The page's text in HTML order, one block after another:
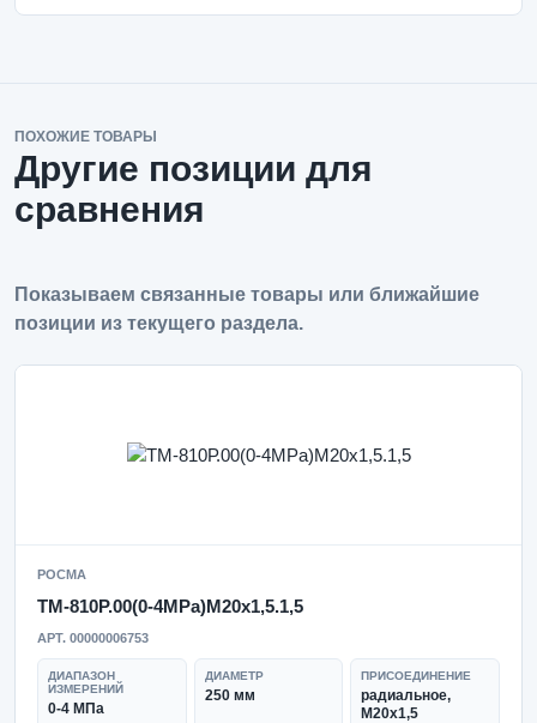
ПОХОЖИЕ ТОВАРЫ
Другие позиции для
сравнения
Показываем связанные товары или ближайшие
позиции из текущего раздела.
РОСМА
ТМ-810Р.00(0-4MPa)M20x1,5.1,5
АРТ. 00000006753
ДИАПАЗОН
ИЗМЕРЕНИЙ
0-4 МПа
ДИАМЕТР
250 мм
ПРИСОЕДИНЕНИЕ
радиальное,
M20x1,5